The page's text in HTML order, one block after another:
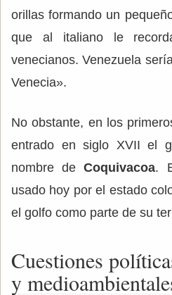
orillas formando un
que al italiano le
venecianos. Venezuela
Venecia».
No obstante, en los
entrado en siglo XVII el
nombre deCoquivacoa.
usado hoy por el estado
el golfo como parte de su
Cuestiones
y